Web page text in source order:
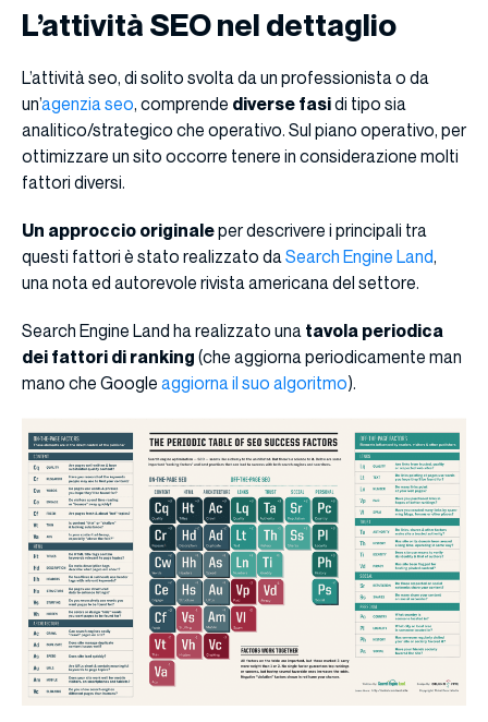
L’attività SEO nel dettaglio
L’attività seo, di solito svolta da un professionista o da
un’agenzia seo, comprende diverse fasidi tipo sia
analitico/strategico che operativo. Sul piano operativo, per
ottimizzare un sito occorre tenere in considerazione molti
fattori diversi.
Un approccio originaleper descrivere i principali tra
questi fattori è stato realizzato da Search Engine Land,
una nota ed autorevole rivista americana del settore.
Search Engine Land ha realizzato una tavola periodica
dei fattori di ranking (che aggiorna periodicamente man
mano che Google aggiorna il suo algoritmo).